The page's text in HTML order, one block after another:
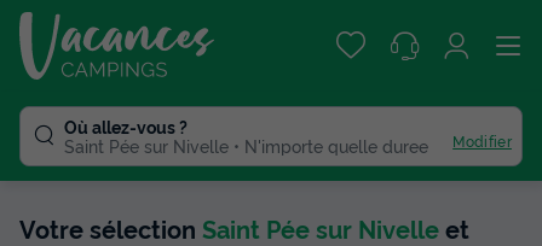
Où allez-vous ?
Saint Pée sur Nivelle
N'importe quelle duree Modifier
Votre sélection Saint Pée sur Nivelleet